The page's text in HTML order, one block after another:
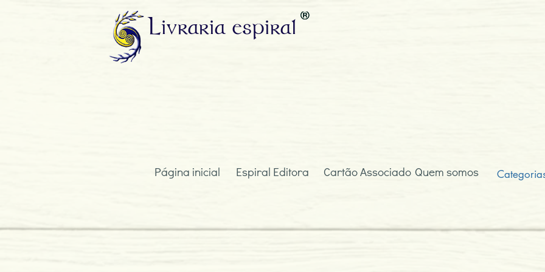
Livraria espiral
Página inicial Espiral Editora Cartão Associado Quem somos